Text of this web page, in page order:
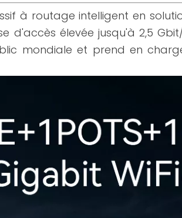
à routage intelligent en
d'accès élevée jusqu'à 2,5
mondiale et prend en